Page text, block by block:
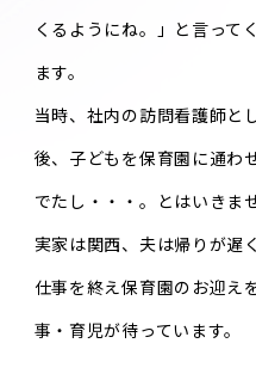
くるようにね。」と言って
ます。
当時、社内の訪問看護師と
後、子どもを保育園に通わ
でたし・・・。とはいきませ
実家は関西、夫は帰りが遅
仕事を終え保育園のお迎え
事・育児が待っています。